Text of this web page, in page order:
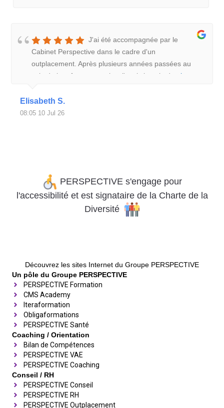
J'ai été accompagnée par le
Cabinet Perspective dans le cadre d'un
outplacement. Après plusieurs années passées au
sein de la même entreprise, j'avais besoin de
plus
Elisabeth S.
08:05 10 Jul 26
PERSPECTIVE s'engage pour
l'accessibilitéet est signataire de la Charte de la
Diversité
Découvrez les sites Internet du Groupe PERSPECTIVE
Un pôle du Groupe PERSPECTIVE
PERSPECTIVE Formation
CMS Academy
Iteraformation
Obligaformations
PERSPECTIVE Santé
Coaching / Orientation
Bilan de Compétences
PERSPECTIVE VAE
PERSPECTIVE Coaching
Conseil / RH
PERSPECTIVE Conseil
PERSPECTIVE RH
PERSPECTIVE Outplacement